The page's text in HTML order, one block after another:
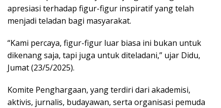
apresiasi terhadap figur-figur inspiratif yang telah
menjadi teladan bagi masyarakat.
“Kami percaya, figur-figur luar biasa ini bukan untuk
dikenang saja, tapi juga untuk diteladani,” ujar Didu,
Jumat (23/5/2025).
Komite Penghargaan, yang terdiri dari akademisi,
aktivis, jurnalis, budayawan, serta organisasi pemuda